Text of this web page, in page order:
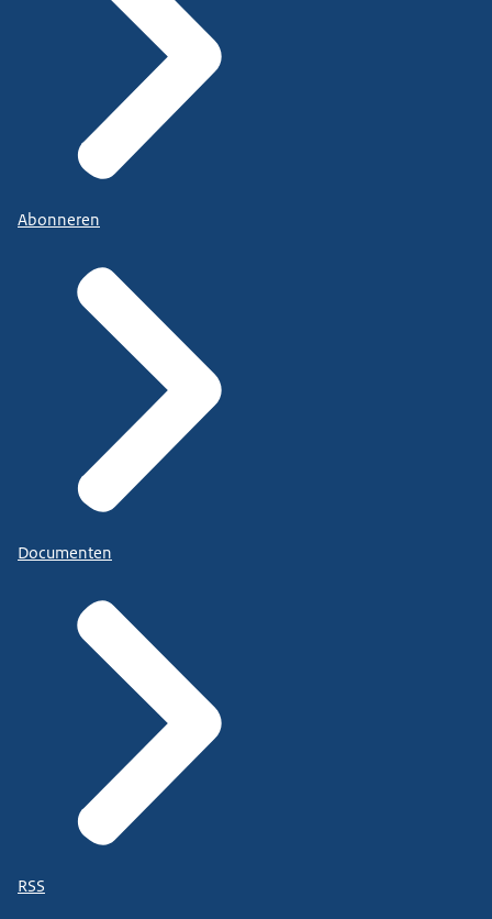
Abonneren
Documenten
RSS